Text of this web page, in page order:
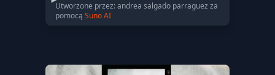
Utworzone przez: andrea salgado parraguez za
pomocą Suno AI